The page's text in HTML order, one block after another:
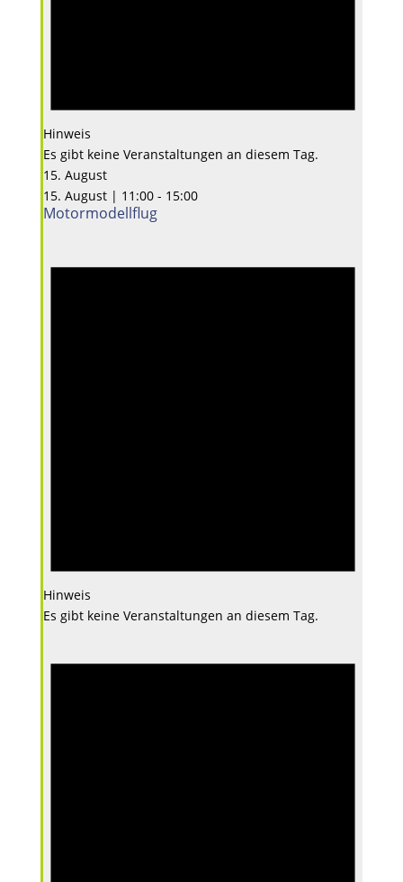
Hinweis
Es gibt keine Veranstaltungen an diesem Tag.
15. August
15. August | 11:00- 15:00
Motormodellflug
Hinweis
Es gibt keine Veranstaltungen an diesem Tag.